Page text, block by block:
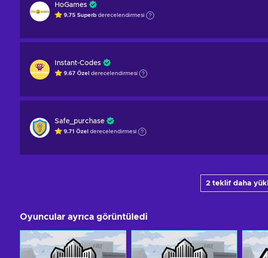
HoGames
9.75 Superb derecelendirmesi
Instant-Codes
9.67 Özel derecelendirmesi
Safe_purchase
9.71 Özel derecelendirmesi
2 teklif daha
Oyuncular ayrıca görüntüledi